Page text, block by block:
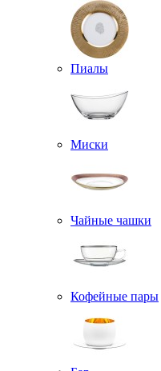
Пиалы
Миски
Чайные чашки
Кофейные пары